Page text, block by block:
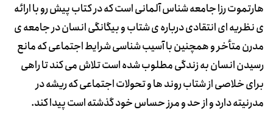
هارتموت رزا جامعه شناس آلمانی است که در کتاب پیش رو با ارائه
ی نظریه ای انتقادی درباره ی شتاب و بیگانگی انسان در جامعه ی
مدرن متأخر و همچنین با آسیب شناسی شرایط اجتماعی که مانع
رسیدن انسان به زندگی مطلوب شده است تلاش می کند تا راهی
برای خلاصی از شتاب روند ها و تحولات اجتماعی که ریشه در
مدرنیته دارد و از حد و مرز حساس خود گذشته است پیدا کند.